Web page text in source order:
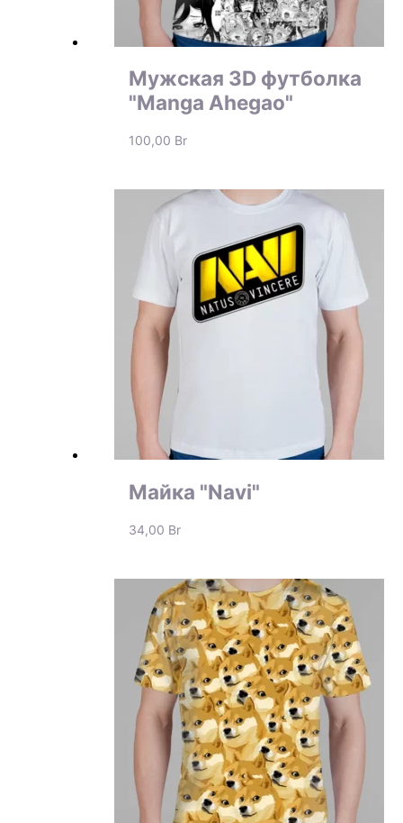
Мужская 3D футболка
"Manga Ahegao"
100,00 Br
Майка "Navi"
34,00 Br